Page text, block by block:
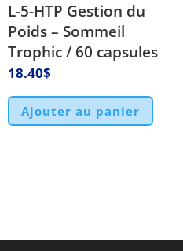
L-5-HTP Gestion du
Poids – Sommeil
Trophic / 60 capsules
18.40$
Ajouter au panier